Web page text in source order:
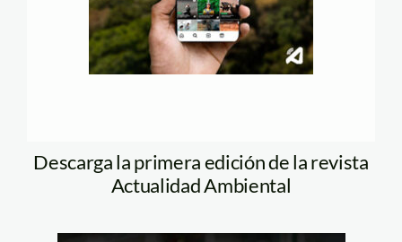
Descarga la primera edición de la revista
Actualidad Ambiental